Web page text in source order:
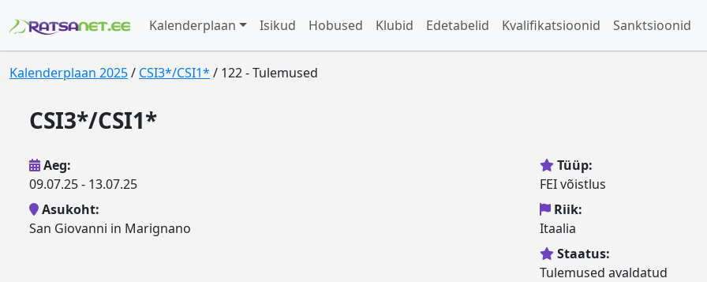
Kalenderplaan Isikud Hobused Klubid Edetabelid Kvalifikatsioonid Sanktsioonid
Kalenderplaan 2025/ CSI3*/CSI1* / 122 - Tulemused
CSI3*/CSI1*
Aeg:
09.07.25 - 13.07.25
Asukoht:
San Giovanni in Marignano
Tüüp:
FEI võistlus
Riik:
Itaalia
Staatus:
Tulemused avaldatud